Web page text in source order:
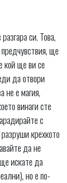
си. Това,
ще
кой ще ви се
да отвори
не е магия,
винаги сте
с
крехкото
да не
искате да
но е по-